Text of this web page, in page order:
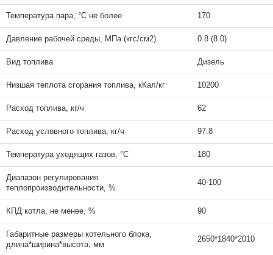
Температура пара, °C не более 170
Давление рабочей среды, МПа (кгс/см2) 0.8 (8.0)
Вид топлива Дизель
Низшая теплота сгорания топлива, кКал/кг 10200
Расход топлива, кг/ч 62
Расход условного топлива, кг/ч 97.8
Температура уходящих газов, °C 180
Диапазон регулирования
теплопроизводительности, %
40-100
КПД котла, не менее, % 90
Габаритные размеры котельного блока,
длина*ширина*высота, мм
2650*1840*2010